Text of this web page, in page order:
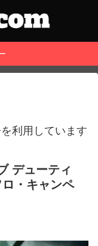
利用しています
デューティ
・キャンペ